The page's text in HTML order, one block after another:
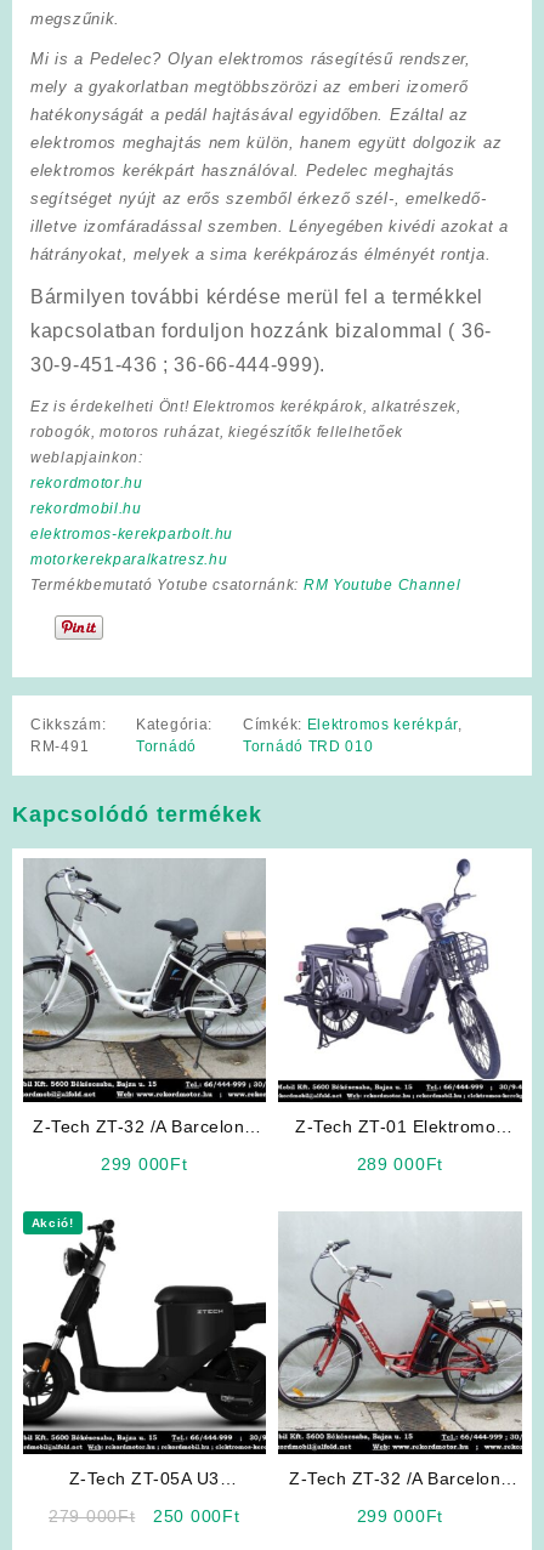
megszűnik.
Mi is a Pedelec? Olyan elektromos rásegítésű rendszer,
mely a gyakorlatban megtöbbszörözi az emberi izomerő
hatékonyságát a pedál hajtásával egyidőben. Ezáltal az
elektromos meghajtás nem külön, hanem együtt dolgozik az
elektromos kerékpárt használóval. Pedelec meghajtás
segítséget nyújt az erős szemből érkező szél-, emelkedő-
illetve izomfáradással szemben. Lényegében kivédi azokat a
hátrányokat, melyek a sima kerékpározás élményét rontja.
Bármilyen további kérdése merül fel a termékkel
kapcsolatban forduljon hozzánk bizalommal ( 36-
30-9-451-436 ; 36-66-444-999).
Ez is érdekelheti Önt! Elektromos kerékpárok, alkatrészek,
robogók, motoros ruházat, kiegészítők fellelhetőek
weblapjainkon:
rekordmotor.hu
rekordmobil.hu
elektromos-kerekparbolt.hu
motorkerekparalkatresz.hu
Termékbemutató Yotube csatornánk: RM Youtube Channel
Cikkszám:
RM-491
Kategória:
Tornádó
Címkék: Elektromos kerékpár,
Tornádó TRD 010
Kapcsolódó termékek
Z-Tech ZT-32 /A Barcelona
299 000Ft
Z-Tech ZT-01 Elektromos
289 000Ft
Akció!
Z-Tech ZT-05A U3
279 000Ft
Original
250 000FtCurrent
Z-Tech ZT-32 /A Barcelona
299 000Ft